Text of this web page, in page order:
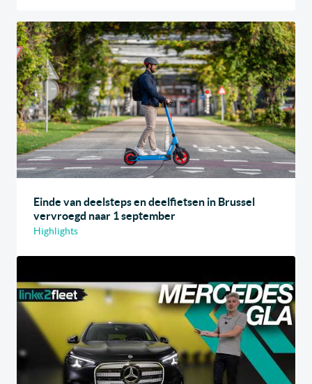
Einde van deelsteps en deelfietsen in Brussel
vervroegd naar 1 september
Highlights